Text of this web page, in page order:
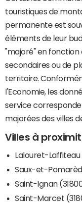
touristiques de
permanente est
éléments de leur
"majoré" en fonction
secondaires ou de
territoire.
l'Economie, les
service
majorées des villes
Villes à
Lalouret-Laffiteau
Saux-et-
Saint-Ignan
Saint-Marcet